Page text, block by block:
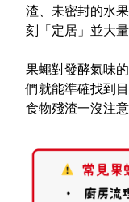
Facebook粉
Youtube
渣、未密封的水
刻「定居」並大量
果蠅對發酵氣味
們就能準確找到
食物殘渣一沒注